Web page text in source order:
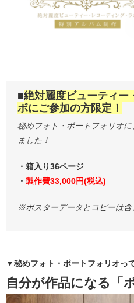
■絶対麗度ビューティー
ボにご参加の方限定！
秘めフォト・ポートフォリオ
ました！
・箱入り36ページ
・ 製作費33,000円(税込)
※ポスターデータとコピーは含
▼秘めフォト・ポートフォリオ
自分が作品になる「